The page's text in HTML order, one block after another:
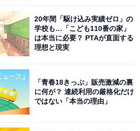
20年間「駆け込み実績ゼロ」の
学校も…「こども110番の家」
は本当に必要？ PTAが直面する
理想と現実
「青春18きっぷ」販売激減の裏
に何が？ 連続利用の厳格化だけ
ではない「本当の理由」